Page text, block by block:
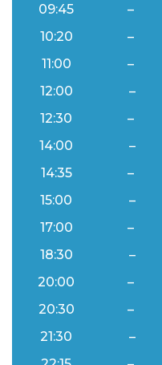
09:45
–
10:20
–
11:00
–
12:00
–
12:30
–
14:00
–
14:35
–
15:00
–
17:00
–
18:30
–
20:00
–
20:30
–
21:30
–